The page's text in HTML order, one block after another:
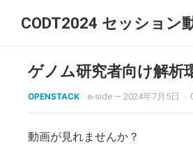
CODT2024 セッション
ゲノム研究者向け解析
OPENSTACK e-side —2024年7月5日 ·
動画が見れませんか？